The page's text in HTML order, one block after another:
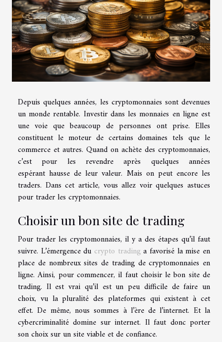
Depuis quelques années, les cryptomonnaies sont devenues
un monde rentable. Investir dans les monnaies en ligne est
une voie que beaucoup de personnes ont prise. Elles
constituent le moteur de certains domaines tels que le
commerce et autres. Quand on achète des cryptomonnaies,
c’est pour les revendre après quelques années
espérant hausse de leur valeur. Mais on peut encore les
traders. Dans cet article, vous allez voir quelques astuces
pour trader les cryptomonnaies.
Choisir un bon site de trading
Pour trader les cryptomonnaies, il y a des étapes qu’il faut
suivre. L’émergence du crypto tradinga favorisé la mise en
place de nombreux sites de trading de cryptomonnaies en
ligne. Ainsi, pour commencer, il faut choisir le bon site de
trading. Il est vrai qu’il est un peu difficile de faire un
choix, vu la pluralité des plateformes qui existent à cet
effet. De même, nous sommes à l’ère de l’internet. Et la
cybercriminalité domine sur internet. Il faut donc porter
son choix sur un site viable et de confiance.